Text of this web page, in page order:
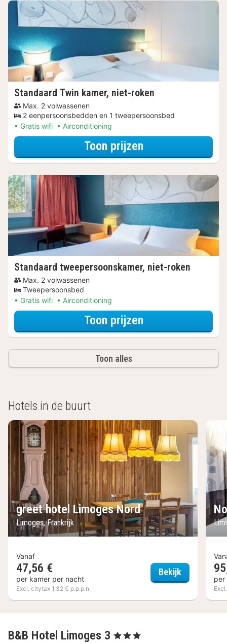
Standaard Twin kamer, niet-roken
Max. 2 volwassenen
2 eenpersoonsbedden en 1 tweepersoonsbed
Gratis wifi
Airconditioning
Toon prijzenvoor Museum &
Standaard tweepersoonskamer, niet-roken
Max. 2 volwassenen
Tweepersoonsbed
Gratis wifi
Airconditioning
Toon prijzenvoor Museum &
Toon alles
Hotels in de buurt
greet hotel Limoges Nord
Limoges, Frankrijk
Vanaf
47,56 €
per kamer per nacht
Excl. citytax 1,32 € p.p.p.n.
Bekijk greet hotel
per
B&B Hotel Limoges 3 , 3 Sterren